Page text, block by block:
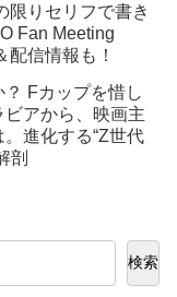
限りセリフで書き
Fan Meeting
配信情報も！
Fカップを惜し
アから、映画主
進化する“Z世代
剖
検索